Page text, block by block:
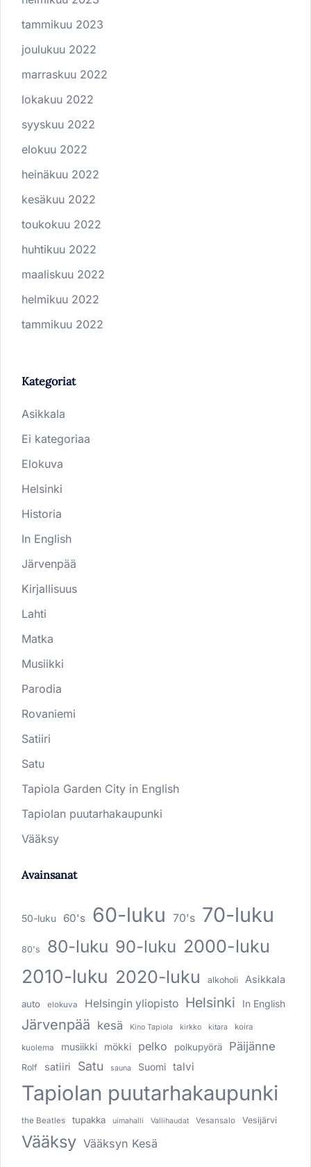
tammikuu 2023
joulukuu 2022
marraskuu 2022
lokakuu 2022
syyskuu 2022
elokuu 2022
heinäkuu 2022
kesäkuu 2022
toukokuu 2022
huhtikuu 2022
maaliskuu 2022
helmikuu 2022
tammikuu 2022
Kategoriat
Asikkala
Ei kategoriaa
Elokuva
Helsinki
Historia
In English
Järvenpää
Kirjallisuus
Lahti
Matka
Musiikki
Parodia
Rovaniemi
Satiiri
Satu
Tapiola Garden City in English
Tapiolan puutarhakaupunki
Vääksy
Avainsanat
50-luku 60's 60-luku 70's 70-luku
80's 80-luku 90-luku 2000-luku
2010-luku 2020-luku alkoholi Asikkala
auto elokuva Helsingin yliopisto Helsinki In English
Järvenpää kesä Kino Tapiola kirkko kitara koira
kuolema musiikki mökki pelko polkupyörä Päijänne
Rolf satiiri Satu sauna Suomi talvi
Tapiolan puutarhakaupunki
the Beatles tupakka uimahalli Vallihaudat Vesansalo Vesijärvi
Vääksy Vääksyn Kesä